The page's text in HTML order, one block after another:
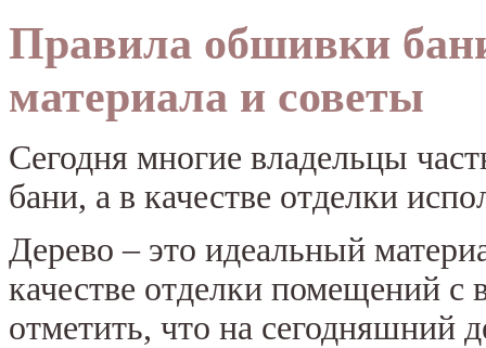
Правила обшивки
материала и советы
Сегодня многие владельцы
бани, а в качестве отделки
Дерево – это идеальный
качестве отделки помещений
отметить, что на сегодняшний